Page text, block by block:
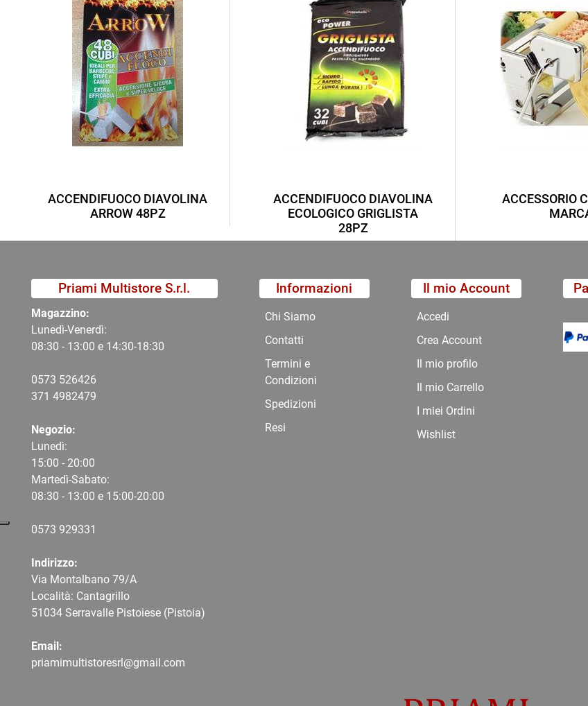
ACCENDIFUOCO DIAVOLINA
ARROW 48PZ
ACCENDIFUOCO DIAVOLINA
ECOLOGICO GRIGLISTA
28PZ
ACCESSORIO
Priami Multistore S.r.l.
Magazzino:
Lunedì-Venerdì:
08:30 - 13:00 e 14:30-18:30
0573 526426
371 4982479
Negozio:
Lunedì:
15:00 - 20:00
Martedì-Sabato:
08:30 - 13:00 e 15:00-20:00
0573 929331
Indirizzo:
Via Montalbano 79/A
Località: Cantagrillo
51034 Serravalle Pistoiese (Pistoia)
Email:
priamimultistoresrl@gmail.com
Informazioni
Chi Siamo
Contatti
Termini e
Condizioni
Spedizioni
Resi
Il mio Account
Accedi
Crea Account
Il mio profilo
Il mio Carrello
I miei Ordini
Wishlist